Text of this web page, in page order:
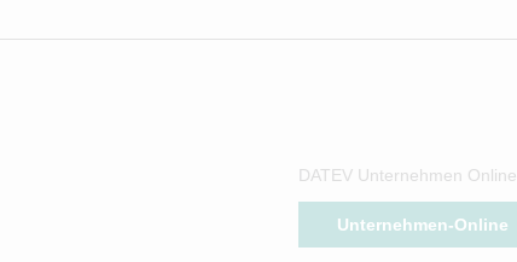
DATEV Unternehmen Online
Unternehmen-Online